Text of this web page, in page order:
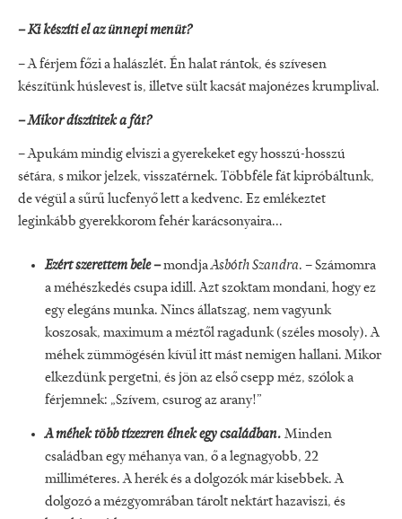
– Ki készíti el az ünnepi menüt?
– A férjem főzi a halászlét. Én halat rántok, és szívesen
készítünk húslevest is, illetve sült kacsát majonézes krumplival.
– Mikor díszítitek a fát?
– Apukám mindig elviszi a gyerekeket egy hosszú-hosszú
sétára, s mikor jelzek, visszatérnek. Többféle fát kipróbáltunk,
de végül a sűrű lucfenyő lett a kedvenc. Ez emlékeztet
leginkább gyerekkorom fehér karácsonyaira...
Ezért szerettem bele –mondjaAsbóth Szandra. – Számomra
a méhészkedés csupa idill. Azt szoktam mondani, hogy ez
egy elegáns munka. Nincs állatszag, nem vagyunk
koszosak, maximum a méztől ragadunk (széles mosoly). A
méhek zümmögésén kívül itt mást nemigen hallani. Mikor
elkezdünk pergetni, és jön az első csepp méz, szólok a
férjemnek: „Szívem, csurog az arany!”
A méhek több tízezren élnek egy családban. Minden
családban egy méhanya van, ő a legnagyobb, 22
milliméteres. A herék és a dolgozók már kisebbek. A
dolgozó a mézgyomrában tárolt nektárt hazaviszi, és